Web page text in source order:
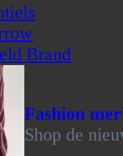
Brand
Fashion
Shop de